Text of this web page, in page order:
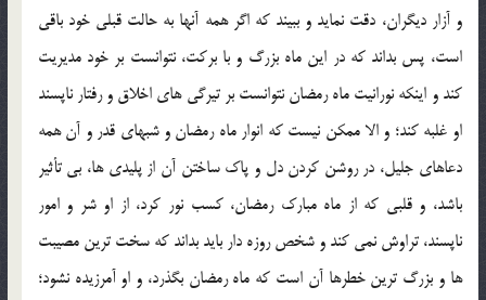
و آزار ديگران، دقت نمايد و ببيند كه اگر همه آنها به حالت قبلي خود باقي
است، پس بداند كه در اين ماه بزرگ و با بركت، نتوانست بر خود مديريت
كند و اينكه نورانيت ماه رمضان نتوانست بر تيرگي هاي اخلاق و رفتار ناپسند
او غلبه كند؛ و الا ممكن نيست كه انوار ماه رمضان و شبهاي قدر و آن همه
دعاهاي جليل، در روشن كردن دل و پاك ساختن آن از پليدي ها، بي تأثير
باشد، و قلبي كه از ماه مبارك رمضان، كسب نور كرد، از او شر و امور
ناپسند، تراوش نمي كند و شخص روزه دار بايد بداند كه سخت ترين مصيبت
ها و بزرگ ترين خطرها آن است كه ماه رمضان بگذرد، و او آمرزيده نشود؛